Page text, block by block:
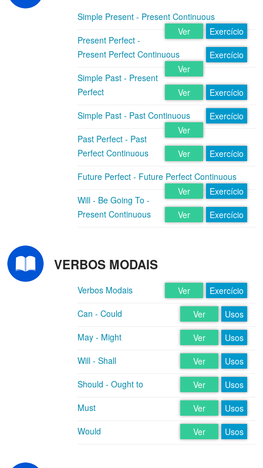
Simple Present - Present Continuous
Exercício
Ver
Present Perfect -
Present Perfect Continuous
Exercício
Ver
Simple Past - Present
Perfect
Exercício
Ver
Simple Past - Past Continuous
Exercício
Ver
Past Perfect - Past
Perfect Continuous
Exercício
Ver
Future Perfect - Future Perfect Continuous
Exercício
Ver
Will - Be Going To -
Present Continuous
Exercício
Ver
VERBOS MODAIS
Verbos Modais Exercício
Ver
Can - Could
Usos
Ver
May - Might
Usos
Ver
Will - Shall
Usos
Ver
Should - Ought to
Usos
Ver
Must
Usos
Ver
Would
Usos
Ver